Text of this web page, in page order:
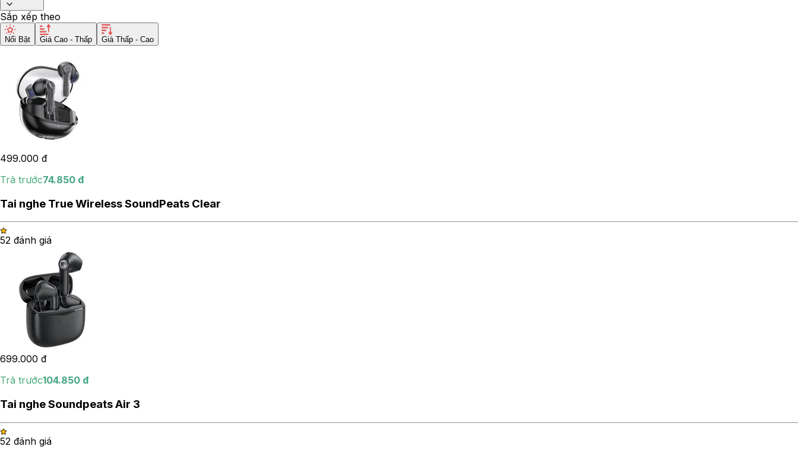
Sắp xếp theo
Nổi Bật Giá Cao - Thấp Giá Thấp - Cao
499.000 đ
Trả trước74.850 đ
Tai nghe True Wireless SoundPeats Clear
52 đánh giá
699.000 đ
Trả trước104.850 đ
Tai nghe Soundpeats Air 3
52 đánh giá